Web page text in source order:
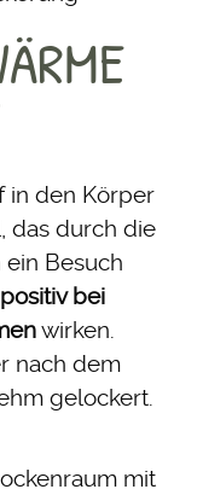
in den Körper
das durch die
Besuch
positiv bei
wirken.
nach dem
gelockert.